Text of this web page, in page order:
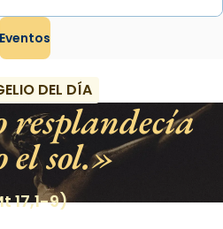
Eventos
DEL DÍA
resplandecía
el sol.
17,1-9)